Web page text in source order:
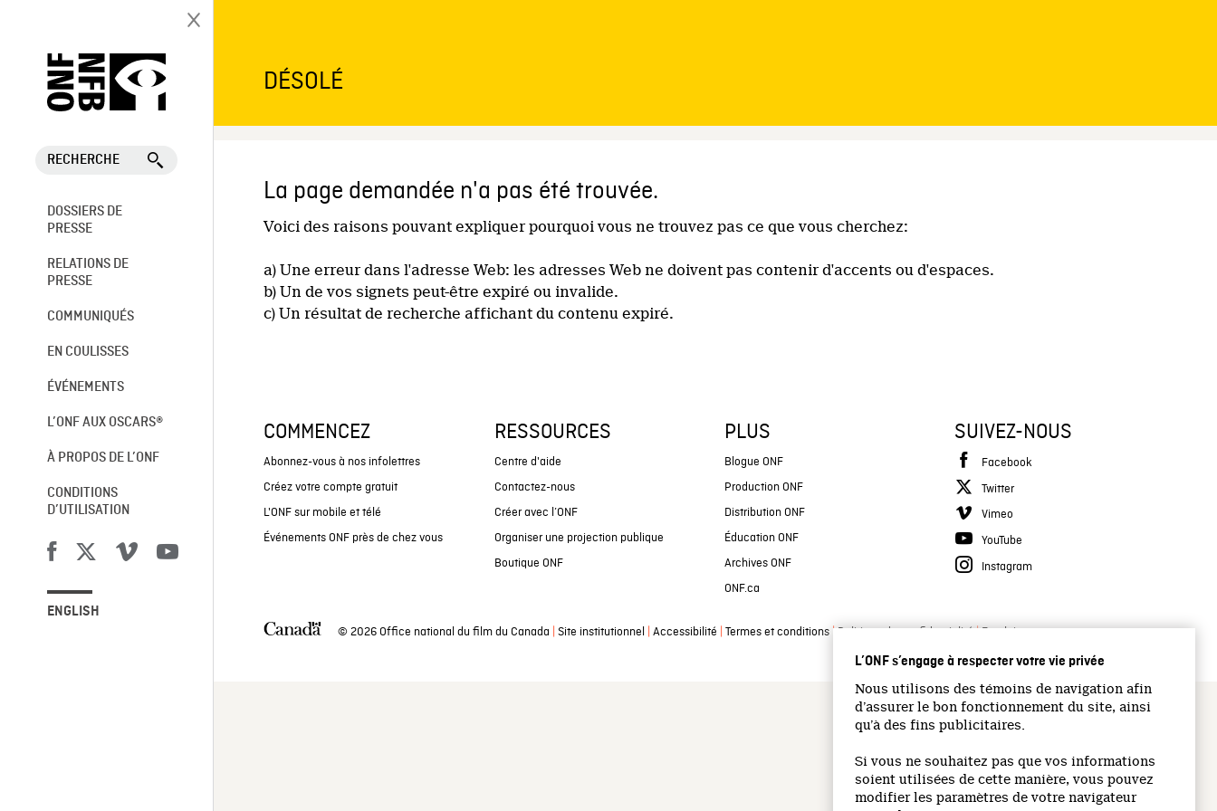
L’ONF s’engage à respecter votre vie privée
Nous utilisons des témoins de navigation afin
d’assurer le bon fonctionnement du site, ainsi
qu’à des fins publicitaires.
Si vous ne souhaitez pas que vos informations
soient utilisées de cette manière, vous pouvez
modifier les paramètres de votre navigateur
RECHERCHE
DOSSIERS DE
PRESSE
RELATIONS DE
PRESSE
COMMUNIQUÉS
EN COULISSES
ÉVÉNEMENTS
L’ONF AUX OSCARS®
À PROPOS DE L’ONF
CONDITIONS
D’UTILISATION
ENGLISH
DÉSOLÉ
La page demandée n'a pas été trouvée.
Voici des raisons pouvant expliquer pourquoi vous ne trouvez pas ce que vous cherchez:
a) Une erreur dans l'adresse Web: les adresses Web ne doivent pas contenir d'accents ou d'espaces.
b) Un de vos signets peut-être expiré ou invalide.
c) Un résultat de recherche affichant du contenu expiré.
COMMENCEZ
Abonnez-vous à nos infolettres
Créez votre compte gratuit
L'ONF sur mobile et télé
Événements ONF près de chez vous
RESSOURCES
Centre d'aide
Contactez-nous
Créer avec l’ONF
Organiser une projection publique
Boutique ONF
PLUS
Blogue ONF
Production ONF
Distribution ONF
Éducation ONF
Archives ONF
ONF.ca
SUIVEZ-NOUS
Facebook
Twitter
Vimeo
YouTube
Instagram
© 2026 Office national du film du Canada Site institutionnel Accessibilité Termes et conditions | Politique de confidentialité|Emplois